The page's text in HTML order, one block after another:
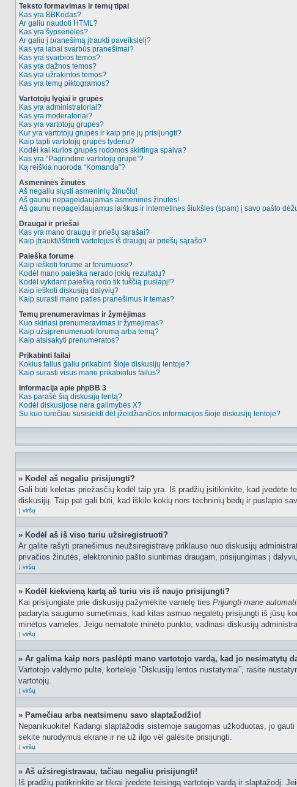
Teksto formavimas ir temų tipai
Kas yra BBKodas?
Ar galiu naudoti HTML?
Kas yra šypsenėlės?
Ar galiu į pranešimą įtraukti paveikslėlį?
Kas yra labai svarbūs pranešimai?
Kas yra svarbios temos?
Kas yra dažnos temos?
Kas yra užrakintos temos?
Kas yra temų piktogramos?
Vartotojų lygiai ir grupės
Kas yra administratoriai?
Kas yra moderatoriai?
Kas yra vartotojų grupės?
Kur yra vartotojų grupės ir kaip prie jų prisijungti?
Kaip tapti vartotojų grupės lyderiu?
Kodėl kai kurios grupės rodomos skirtinga spalva?
Kas yra “Pagrindinė vartotojų grupė”?
Ką reiškia nuoroda “Komanda”?
Asmeninės žinutės
Aš negaliu siųsti asmeninių žinučių!
Aš gaunu nepageidaujamas asmenines žinutes!
Aš gaunu nepageidaujamus laiškus ir internetines šiukšles (spam) į savo pašto
Draugai ir priešai
Kas yra mano draugų ir priešų sąrašai?
Kaip įtraukti/ištrinti vartotojus iš draugų ar priešų sąrašo?
Paieška forume
Kaip ieškoti forume ar forumuose?
Kodėl mano paieška nerado jokių rezultatų?
Kodėl vykdant paiešką rodo tik tuščią puslapį!?
Kaip ieškoti diskusijų dalyvių?
Kaip surasti mano paties pranešimus ir temas?
Temų prenumeravimas ir žymėjimas
Kuo skiriasi prenumeravimas ir žymėjimas?
Kaip užsiprenumeruoti forumą arba temą?
Kaip atsisakyti prenumeratos?
Prikabinti failai
Kokius failus galiu prikabinti šioje diskusijų lentoje?
Kaip surasti visus mano prikabintus failus?
Informacija apie phpBB 3
Kas parašė šią diskusijų lentą?
Kodėl diskusijose nėra galimybės X?
Su kuo turėčiau susisiekti dėl įžeidžiančios informacijos šioje diskusijų lentoje?
» Kodėl aš negaliu prisijungti?
Gali būti keletas priežasčių kodėl taip yra. Iš pradžių įsitikinkite, kad įvedėte
diskusijų. Taip pat gali būti, kad iškilo kokių nors techninių bėdų ir puslapio
Į viršų
» Kodėl aš iš viso turiu užsiregistruoti?
Ar galite rašyti pranešimus neužsiregistravę priklauso nuo diskusijų
privačios žinutės, elektroninio pašto siuntimas draugam, prisijungimas į
Į viršų
» Kodėl kiekvieną kartą aš turiu vis iš naujo prisijungti?
Kai prisijungiate prie diskusijų pažymėkite varnelę ties Prijungti mane
padaryta saugumo sumetimais, kad kitas asmuo negalėtų prisijungti iš jūsų
minėtos varneles. Jeigu nematote minėto punkto, vadinasi diskusijų
Į viršų
» Ar galima kaip nors paslėpti mano vartotojo vardą, kad jo nesimatytų
Vartotojo valdymo pulte, kortelėje “Diskusijų lentos nustatymai”, rasite
vartotojų.
Į viršų
» Pamečiau arba neatsimenu savo slaptažodžio!
Nepanikuokite! Kadangi slaptažodis sistemoje saugomas užkoduotas, jo
sekite nurodymus ekrane ir ne už ilgo vėl galėsite prisijungti.
Į viršų
» Aš užsiregistravau, tačiau negaliu prisijungti!
Iš pradžių patikrinkite ar tikrai įvedėte teisingą vartotojo vardą ir slaptažodį.